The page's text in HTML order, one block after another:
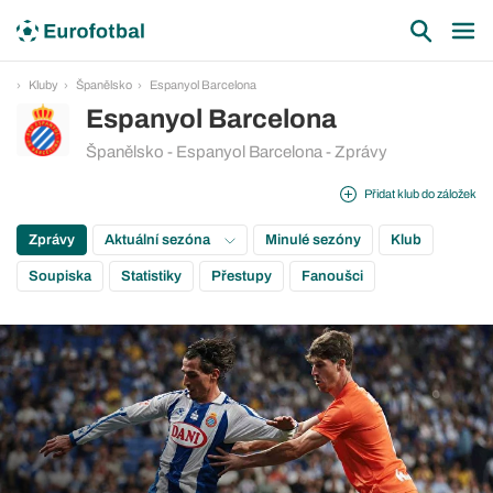
Kluby Španělsko Espanyol Barcelona
Espanyol Barcelona
Španělsko - Espanyol Barcelona - Zprávy
Přidat klub do záložek
Zprávy Aktuální sezóna Minulé sezóny Klub
Soupiska Statistiky Přestupy Fanoušci